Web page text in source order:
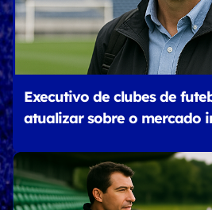
Executivo de clubes de
atualizar sobre o mercado